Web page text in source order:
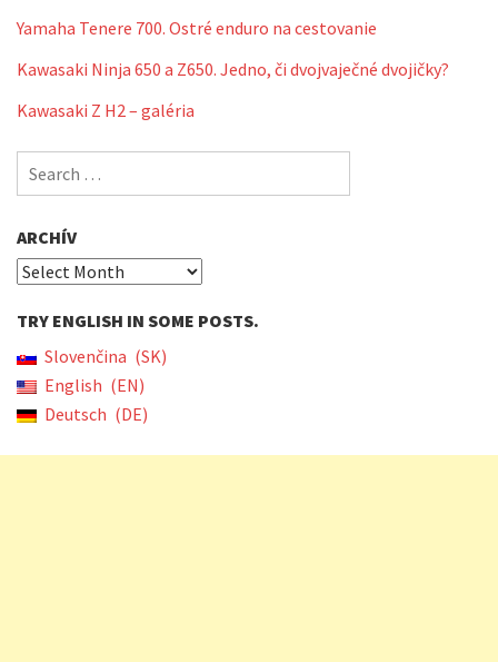
Yamaha Tenere 700. Ostré enduro na cestovanie
Kawasaki Ninja 650 a Z650. Jedno, či dvojvaječné dvojičky?
Kawasaki Z H2 – galéria
Search
for:
ARCHÍV
Archív
TRY ENGLISH IN SOME POSTS.
Slovenčina
SK
English
EN
Deutsch
DE